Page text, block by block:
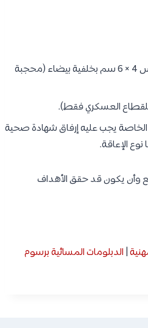
صورة شخصية ملونة مقاس 4 × 6 سم بخلفية بيضاء (محجبة
العسكري فقط).
الخاصة يجب عليه إرفاق شهادة صحية
الإعاقة.
وأن يكون قد حقق الأهداف
| الدبلومات المسائية برسوم